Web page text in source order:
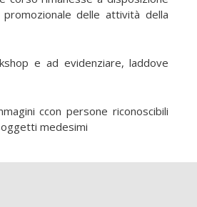
delle attività della
e ad evidenziare, laddove
ccon persone riconoscibili
medesimi